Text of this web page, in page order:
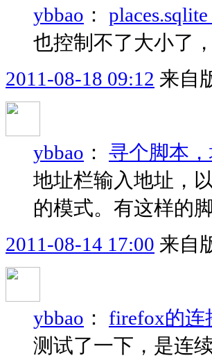
ybbao ：
也控制不了大小了
2011-08-18 09:12 来自
ybbao ： 寻个脚本
地址栏输入地址，
的模式。有这样的
2011-08-14 17:00 来自
ybbao ： firefox的连
测试了一下，是连